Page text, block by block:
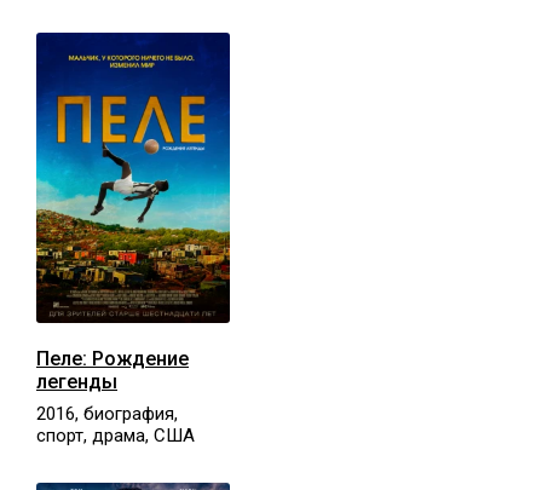
Пеле: Рождение
легенды
2016, биография,
спорт, драма, США